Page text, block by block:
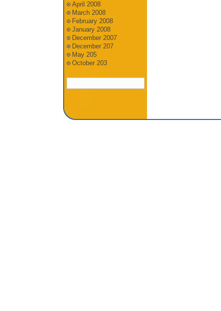
April 2008
March 2008
February 2008
January 2008
December 2007
December 207
May 205
October 203